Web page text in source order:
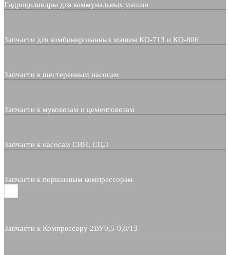
Гидроцилиндры для коммунальных машин
Запчасти для комбинированных машин КО-713 и КО-806
Запчасти к шестеренным насосам
Запчасти к муковозам и цементовозам
Запчасти к насосам СВН, СЦЛ
Запчасти к поршневым компрессорам
Запчасти к Компрессору 2ВУ0,5-0,8/13